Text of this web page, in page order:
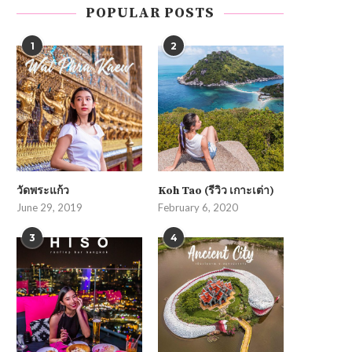
POPULAR POSTS
1
วัดพระแก้ว
June 29, 2019
2
Koh Tao (รีวิว เกาะเต่า)
February 6, 2020
3 4